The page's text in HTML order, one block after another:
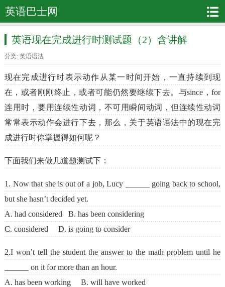
英语巴士网
英语现在完成进行时测试题（2）含讲解
分类: 英语语法
现在完成进行时表示动作从某一时间开始，一直持续到现
在，或者刚刚终止，或者可能仍然要继续下去。与since，for
连用时，要用连续性动词，不可用瞬间动词，但连续性动词
常常表示动作会进行下去，那么，关于英语语法中的现在完
成进行时你掌握得如何呢？
下面我们来做几道题测试下：
1. Now that she is out of a job, Lucy ______ going back to school,
but she hasn’t decided yet.
A. had considered B. has been considering
C. considered D. is going to consider
2.I won’t tell the student the answer to the math problem until he
______ on it for more than an hour.
A. has been working B. will have worked